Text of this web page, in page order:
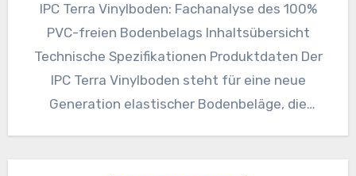
IPC Terra Vinylboden: Fachanalyse des 100%
PVC-freien Bodenbelags Inhaltsübersicht
Technische Spezifikationen Produktdaten Der
IPC Terra Vinylboden steht für eine neue
Generation elastischer Bodenbeläge, die